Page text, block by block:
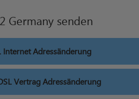
Germany senden
Internet Adressänderung
Vertrag Adressänderung